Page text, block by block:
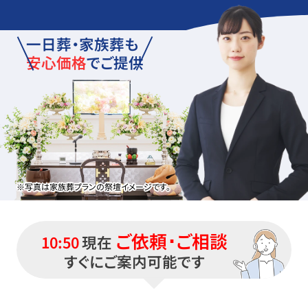
一日葬・家族葬も
安心価格でご提供
※写真は家族葬プランの祭壇イメージです。
10:50現在 ご依頼･ご相談
すぐにご案内可能です